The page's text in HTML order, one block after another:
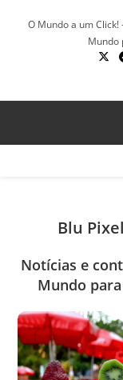
O Mundo a um
Mundo
Blu
Notícias e
Mundo